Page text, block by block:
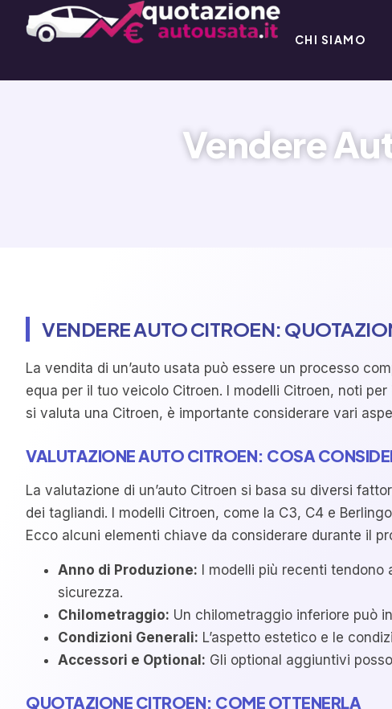
CHI SIAMO
Vendere
VENDERE AUTO CITROEN:
La vendita di un’auto usata può essere un processo
equa per il tuo veicolo Citroen. I modelli Citroen, noti
si valuta una Citroen, è importante considerare vari
VALUTAZIONE AUTO CITROEN: COSA
La valutazione di un’auto Citroen si basa su diversi
dei tagliandi. I modelli Citroen, come la C3, C4 e
Ecco alcuni elementi chiave da considerare durante il
Anno di Produzione: I modelli più recenti tendono
sicurezza.
Chilometraggio: Un chilometraggio inferiore può
Condizioni Generali: L’aspetto estetico e le
Accessori e Optional: Gli optional aggiuntivi
QUOTAZIONE CITROEN: COME OTTENERLA